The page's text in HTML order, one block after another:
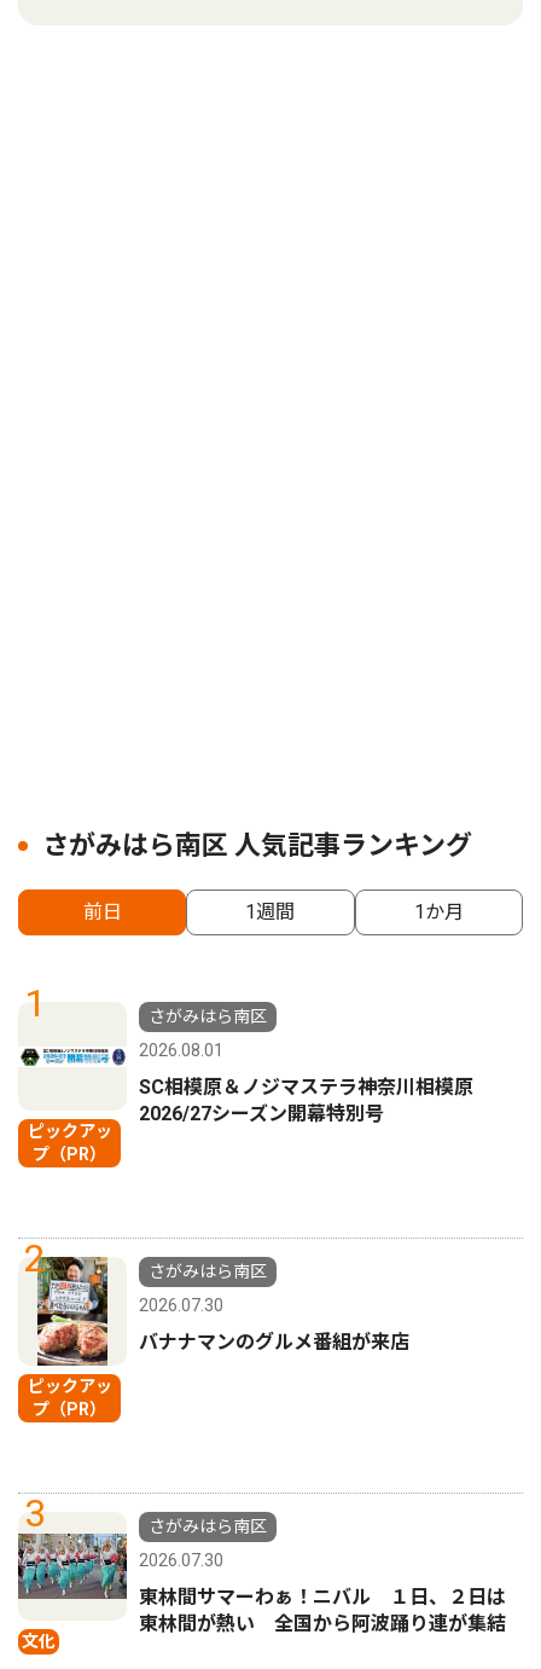
さがみはら南区 人気記事ランキング
前日 1週間 1か月
1
ピックアッ
プ（PR）
さがみはら南区
2026.08.01
SC相模原＆ノジマステラ神奈川相模原
2026/27シーズン開幕特別号
2
ピックアッ
プ（PR）
さがみはら南区
2026.07.30
バナナマンのグルメ番組が来店
3
文化
さがみはら南区
2026.07.30
東林間サマーわぁ！ニバル １日、２日は
東林間が熱い 全国から阿波踊り連が集結